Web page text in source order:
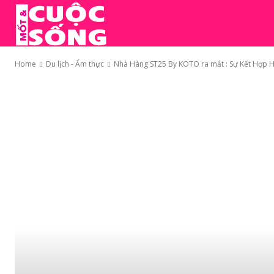
Home Du lịch - Ẩm thực Nhà Hàng ST25 By KOTO ra mắt : Sự Kết Hợp